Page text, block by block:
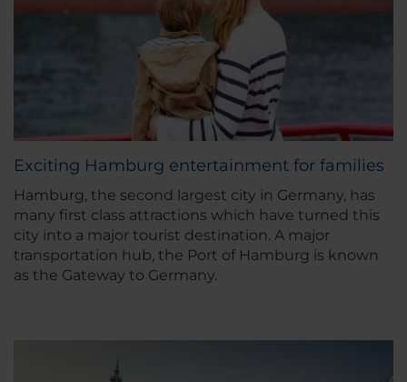
Exciting Hamburg entertainment for families
Hamburg, the second largest city in Germany, has
many first class attractions which have turned this
city into a major tourist destination. A major
transportation hub, the Port of Hamburg is known
as the Gateway to Germany.